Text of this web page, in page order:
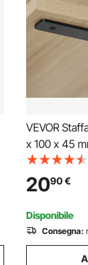
VEVOR
x 100 x 45
Sospesa per
Mensola a L,
Staffa in
72,6 kg, Nero
2090€
Disponibile
Consegna: